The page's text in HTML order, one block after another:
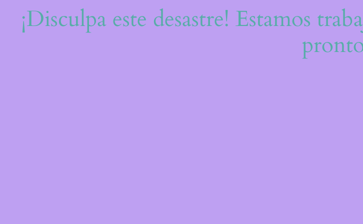
¡Disculpa este desastre! Estamos